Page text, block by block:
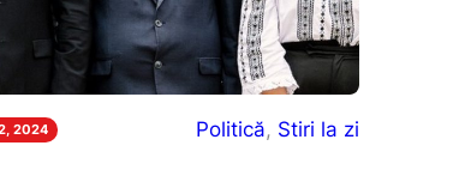
2024 Politică, Stiri la zi